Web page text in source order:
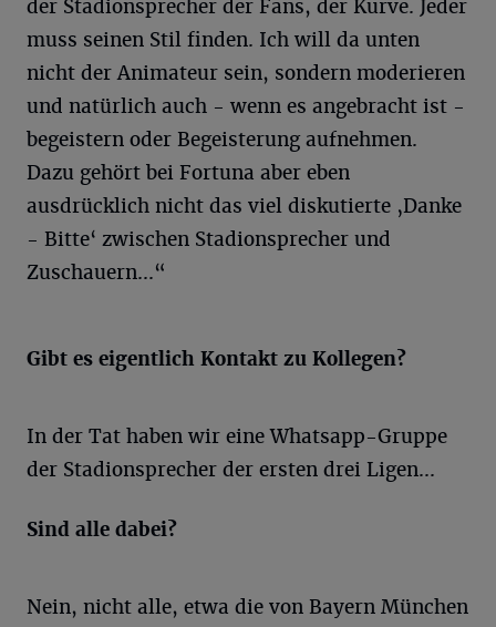
der Stadionsprecher der Fans, der Kurve. Jeder
muss seinen Stil finden. Ich will da unten
nicht der Animateur sein, sondern moderieren
und natürlich auch - wenn es angebracht ist -
begeistern oder Begeisterung aufnehmen.
Dazu gehört bei Fortuna aber eben
ausdrücklich nicht das viel diskutierte ‚Danke
- Bitte‘ zwischen Stadionsprecher und
Zuschauern...“
Gibt es eigentlich Kontakt zu Kollegen?
In der Tat haben wir eine Whatsapp-Gruppe
der Stadionsprecher der ersten drei Ligen...
Sind alle dabei?
Nein, nicht alle, etwa die von Bayern München